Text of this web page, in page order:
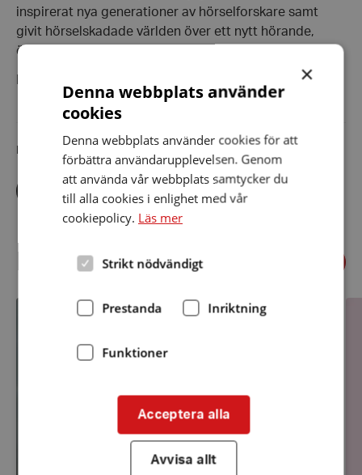
inspirerat nya generationer av hörselforskare samt
givit hörselskadade världen över ett nytt hörande,
ökad delaktighet och högre livskvalitet.”
Dela artikeln i sociala medier
via
facebook
Dela
via
twitter
Dela
linkedin
Relaterade nyheter
Teknikstödjare
Uppföljning
×
Denna webbplats använder
cookies
Denna webbplats använder cookies för att
förbättra användarupplevelsen. Genom
att använda vår webbplats samtycker du
till alla cookies i enlighet med vår
cookiepolicy. Läs mer
Strikt nödvändigt
Prestanda Inriktning
Funktioner
Acceptera alla
Avvisa allt